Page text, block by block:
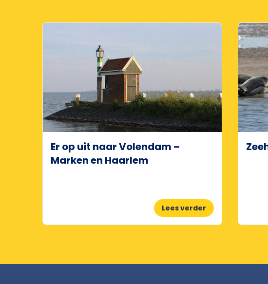
Er op uit naar Volendam –
Marken en Haarlem
Lees verder